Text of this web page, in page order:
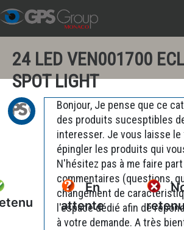
24 LED VEN001700
SPOT LIGHT
En
attente
retenu
Bonjour, Je pense que ce
des produits sucesptibles
interesser. Je vous laisse
épingler les produits qui
N'hésitez pas à me faire
commentaires (questions,
changement de
l'espace dédié afin de
à votre demande. A très